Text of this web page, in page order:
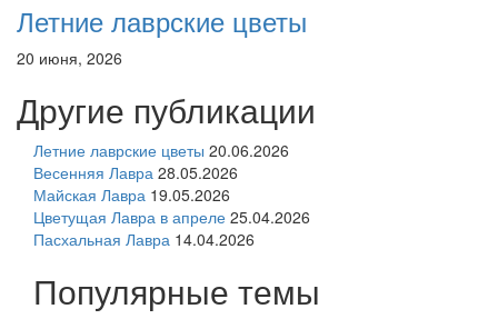
Летние лаврские цветы
20 июня, 2026
Другие публикации
Летние лаврские цветы 20.06.2026
Весенняя Лавра 28.05.2026
Майская Лавра 19.05.2026
Цветущая Лавра в апреле 25.04.2026
Пасхальная Лавра 14.04.2026
Популярные темы